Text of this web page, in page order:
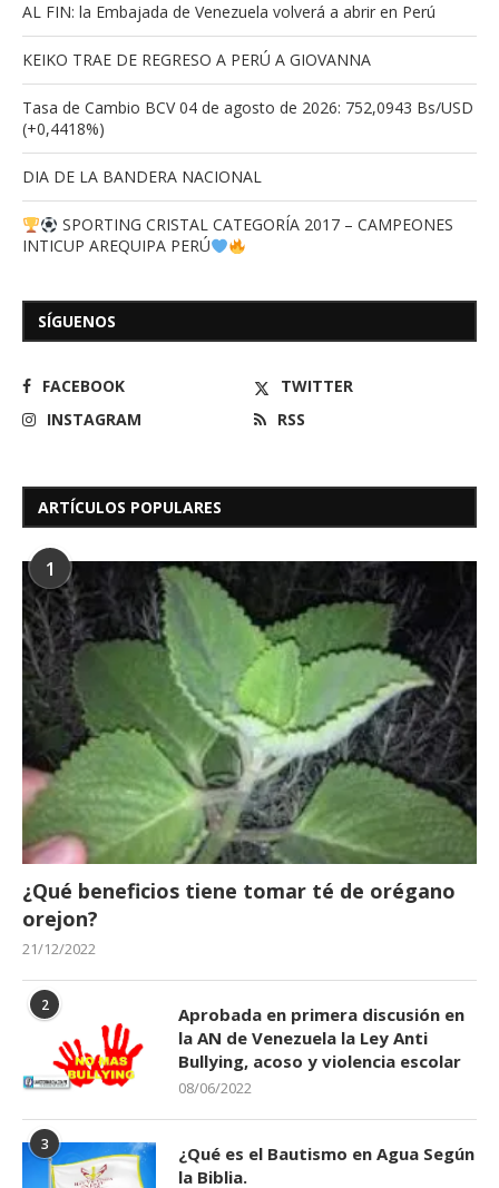
AL FIN: la Embajada de Venezuela volverá a abrir en Perú
KEIKO TRAE DE REGRESO A PERÚ A GIOVANNA
Tasa de Cambio BCV 04 de agosto de 2026: 752,0943 Bs/USD
(+0,4418%)
DIA DE LA BANDERA NACIONAL
SPORTING CRISTAL CATEGORÍA 2017 – CAMPEONES
INTICUP AREQUIPA PERÚ
SÍGUENOS
FACEBOOK
TWITTER
INSTAGRAM
RSS
ARTÍCULOS POPULARES
1
¿Qué beneficios tiene tomar té de orégano
orejon?
21/12/2022
2
Aprobada en primera discusión en
la AN de Venezuela la Ley Anti
Bullying, acoso y violencia escolar
08/06/2022
3
¿Qué es el Bautismo en Agua Según
la Biblia.